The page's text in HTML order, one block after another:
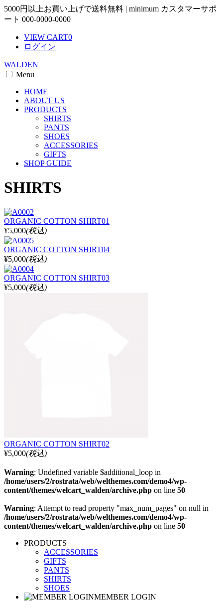
5000円以上お買い上げで送料無料 | minimum カスタマーサポ
ート 000-0000-0000
VIEW CART0
ログイン
WALDEN
Menu
HOME
ABOUT US
PRODUCTS
SHIRTS
PANTS
SHOES
ACCESSORIES
GIFTS
SHOP GUIDE
SHIRTS
ORGANIC COTTON SHIRT01
¥5,000(税込)
ORGANIC COTTON SHIRT04
¥5,000(税込)
ORGANIC COTTON SHIRT03
¥5,000(税込)
ORGANIC COTTON SHIRT02
¥5,000(税込)
Warning: Undefined variable $additional_loop in
/home/users/2/rostrata/web/welthemes.com/demo4/wp-
content/themes/welcart_walden/archive.php on line 50
Warning: Attempt to read property "max_num_pages" on null in
/home/users/2/rostrata/web/welthemes.com/demo4/wp-
content/themes/welcart_walden/archive.php on line 50
PRODUCTS
ACCESSORIES
GIFTS
PANTS
SHIRTS
SHOES
MEMBER LOGIN